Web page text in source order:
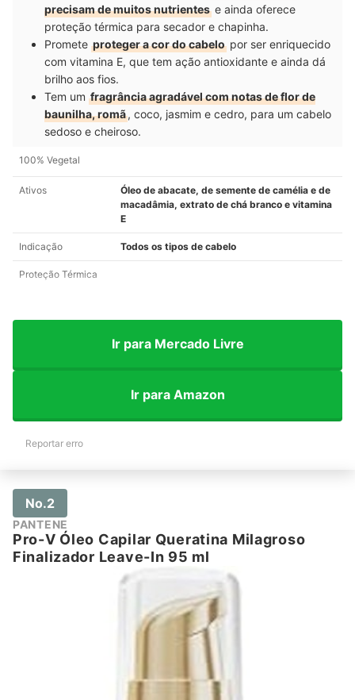
precisam de muitos nutrientes e ainda oferece
proteção térmica para secador e chapinha.
Promete proteger a cor do cabelo por ser enriquecido
com vitamina E, que tem ação antioxidante e ainda dá
brilho aos fios.
Tem um fragrância agradável com notas de flor de
baunilha, romã, coco, jasmim e cedro, para um cabelo
sedoso e cheiroso.
100% Vegetal
Ativos
Óleo de abacate, de semente de camélia e de
macadâmia, extrato de chá branco e vitamina
E
Indicação Todos os tipos de cabelo
Proteção Térmica
Ir para Mercado Livre
Ir para Amazon
Reportar erro
No.2
PANTENE
Pro-V Óleo Capilar Queratina Milagroso
Finalizador Leave-In 95 ml